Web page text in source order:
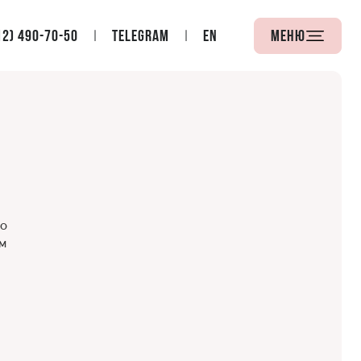
490-70-50 Telegram EN Меню